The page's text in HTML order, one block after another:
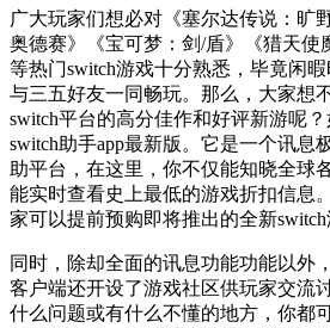
广大玩家们想必对《塞尔达传说：旷
奥德赛》《宝可梦：剑/盾》《猎天使
等热门switch游戏十分熟悉，毕竟闲
与三五好友一同畅玩。那么，大家想
switch平台的高分佳作和好评新游呢
switch助手app最新版。它是一个讯息
助平台，在这里，你不仅能知晓全球
能实时查看史上最低的游戏折扣信息
家可以提前预购即将推出的全新switch
同时，除却全面的讯息功能功能以外
客户端还开设了游戏社区供玩家交流
什么问题或有什么不懂的地方，你都